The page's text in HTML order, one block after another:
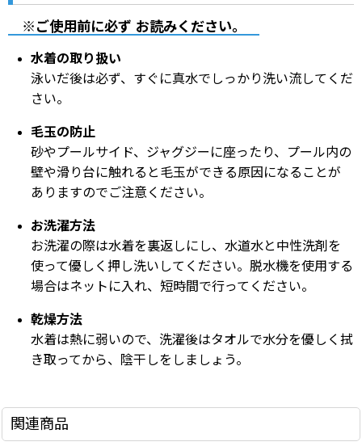
※ご使用前に必ず お読みください。
水着の取り扱い
泳いだ後は必ず、すぐに真水でしっかり洗い流してくだ
さい。
毛玉の防止
砂やプールサイド、ジャグジーに座ったり、プール内の
壁や滑り台に触れると毛玉ができる原因になることが
ありますのでご注意ください。
お洗濯方法
お洗濯の際は水着を裏返しにし、水道水と中性洗剤を
使って優しく押し洗いしてください。脱水機を使用する
場合はネットに入れ、短時間で行ってください。
乾燥方法
水着は熱に弱いので、洗濯後はタオルで水分を優しく拭
き取ってから、陰干しをしましょう。
関連商品